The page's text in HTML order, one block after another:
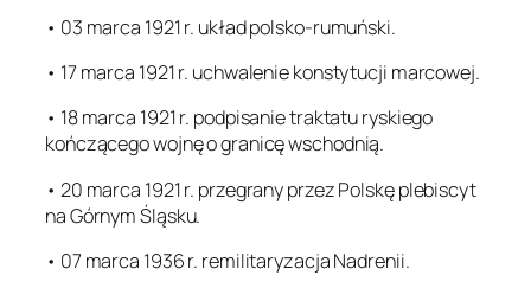
• 03 marca 1921 r. układ polsko-rumuński.
• 17 marca 1921 r. uchwalenie konstytucji marcowej.
• 18 marca 1921 r. podpisanie traktatu ryskiego
kończącego wojnę o granicę wschodnią.
• 20 marca 1921 r. przegrany przez Polskę plebiscyt
na Górnym Śląsku.
• 07 marca 1936 r. remilitaryzacja Nadrenii.